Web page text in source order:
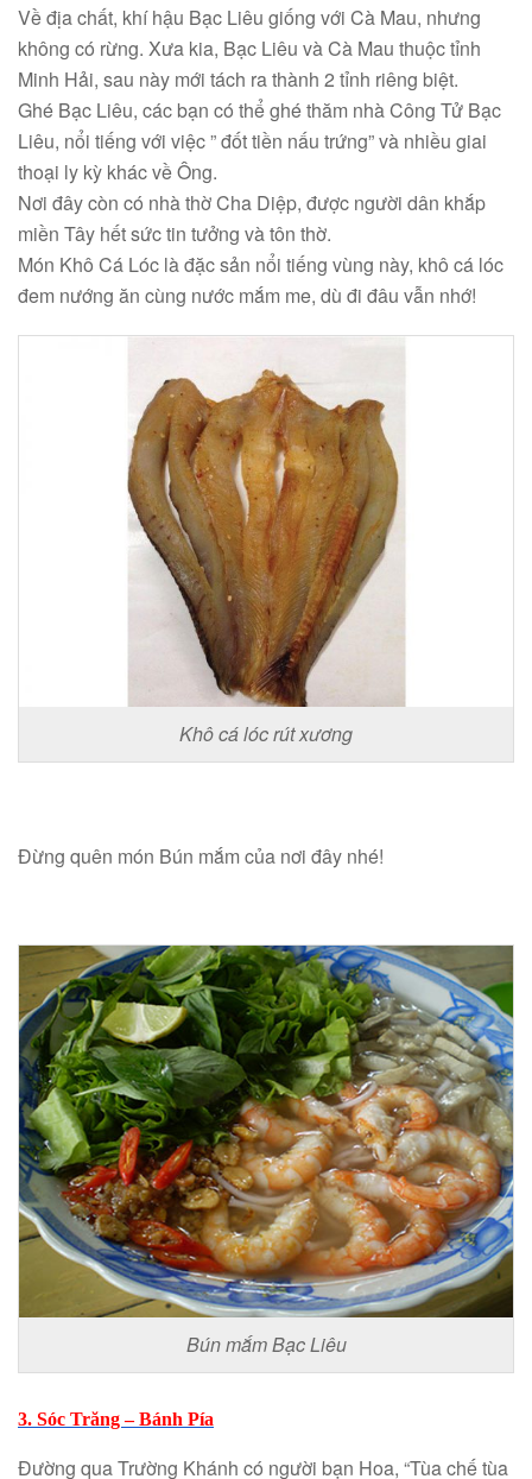
Về địa chất, khí hậu Bạc Liêu giống với Cà Mau, nhưng
không có rừng. Xưa kia, Bạc Liêu và Cà Mau thuộc tỉnh
Minh Hải, sau này mới tách ra thành 2 tỉnh riêng biệt.
Ghé Bạc Liêu, các bạn có thể ghé thăm nhà Công Tử Bạc
Liêu, nổi tiếng với việc ” đốt tiền nấu trứng” và nhiều giai
thoại ly kỳ khác về Ông.
Nơi đây còn có nhà thờ Cha Diệp, được người dân khắp
miền Tây hết sức tin tưởng và tôn thờ.
Món Khô Cá Lóc là đặc sản nổi tiếng vùng này, khô cá lóc
đem nướng ăn cùng nước mắm me, dù đi đâu vẫn nhớ!
Khô cá lóc rút xương
Đừng quên món Bún mắm của nơi đây nhé!
Bún mắm Bạc Liêu
3. Sóc Trăng – Bánh Pía
Đường qua Trường Khánh có người bạn Hoa, “Tùa chế tùa